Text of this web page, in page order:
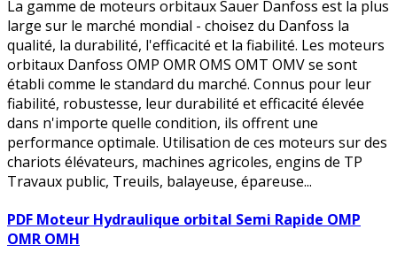
La gamme de moteurs orbitaux Sauer Danfoss est la plus
large sur le marché mondial - choisez du Danfoss la
qualité, la durabilité, l'efficacité et la fiabilité. Les moteurs
orbitaux Danfoss OMP OMR OMS OMT OMV se sont
établi comme le standard du marché. Connus pour leur
fiabilité, robustesse, leur durabilité et efficacité élevée
dans n'importe quelle condition, ils offrent une
performance optimale. Utilisation de ces moteurs sur des
chariots élévateurs, machines agricoles, engins de TP
Travaux public, Treuils, balayeuse, épareuse...
PDF Moteur Hydraulique orbital Semi Rapide OMP
OMR OMH